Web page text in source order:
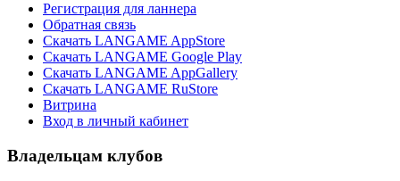
Регистрация для ланнера
Обратная связь
Скачать LANGAME AppStore
Скачать LANGAME Google Play
Скачать LANGAME AppGallery
Скачать LANGAME RuStore
Витрина
Вход в личный кабинет
Владельцам клубов